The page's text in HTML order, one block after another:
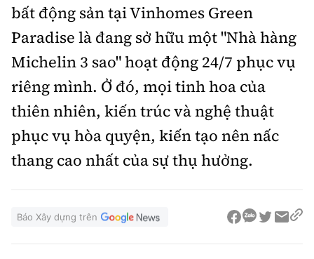
bất động sản tại Vinhomes Green
Paradise là đang sở hữu một "Nhà hàng
Michelin 3 sao" hoạt động 24/7 phục vụ
riêng mình. Ở đó, mọi tinh hoa của
thiên nhiên, kiến trúc và nghệ thuật
phục vụ hòa quyện, kiến tạo nên nấc
thang cao nhất của sự thụ hưởng.
Báo Xây dựng trên